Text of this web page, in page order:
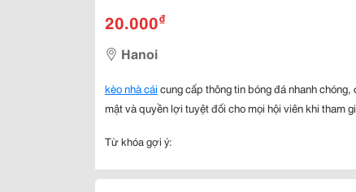
20.000₫
Hanoi
kèo nhà cái cung cấp thông tin bóng đá nhanh
mật và quyền lợi tuyệt đối cho mọi hội viên khi tham
Từ khóa gợi ý: